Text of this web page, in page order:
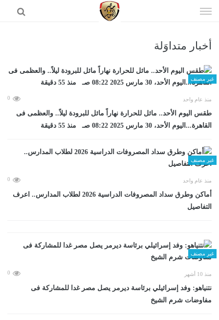
الى
أخبار متداوَلة
غير مصنف
منذ عام واحد 0
طقس اليوم الأحد.. مائل للحرارة نهاراً مائل للبرودة ليلاً.. والعظمى فى
القاهرة...اليوم الأحد، 30 مارس 2025 08:22 صـ منذ 55 دقيقة
غير مصنف
منذ عام واحد 0
أماكن وطرق سداد المصروفات الدراسية 2026 لطلاب المدارس.. اعرف
التفاصيل
غير مصنف
منذ 10 أشهر 0
نتنياهو: وفد إسرائيلي برئاسة ديرمر يصل مصر غدا للمشاركة فى
مفاوضات شرم الشيخ